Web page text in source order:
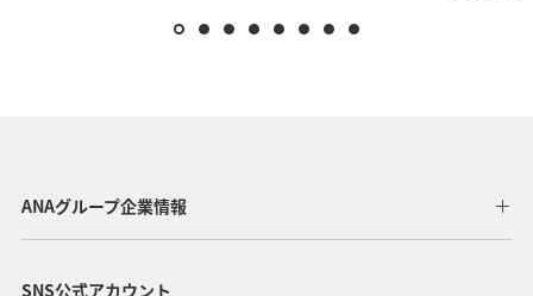
ANAグループ企業情報
SNS公式アカウント